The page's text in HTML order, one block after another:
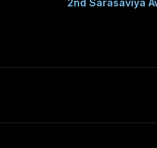
2nd Sarasaviya